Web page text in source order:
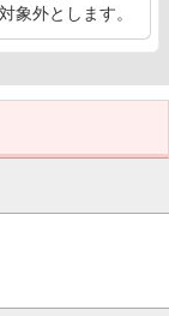
象外とします。